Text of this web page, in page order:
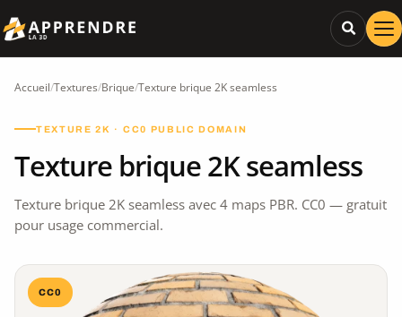
Accueil/Textures/Brique/Texture brique 2K seamless
TEXTURE 2K · CC0 PUBLIC DOMAIN
Texture brique 2K seamless
Texture brique 2K seamless avec 4 maps PBR. CC0 — gratuit
pour usage commercial.
CC0